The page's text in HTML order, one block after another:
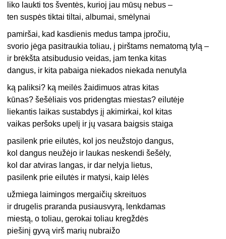
liko laukti tos šventės, kurioj jau mūsų nebus –
ten suspės tiktai tiltai, albumai, smėlynai
pamiršai, kad kasdienis medus tampa įpročiu,
svorio jėga pasitraukia toliau, į pirštams nematomą tylą –
ir brėkšta atsibudusio veidas, jam tenka kitas
dangus, ir kita pabaiga niekados niekada nenutyla
ką paliksi? ką meilės žaidimuos atras kitas
kūnas? šešėliais vos pridengtas miestas? eilutėje
liekantis laikas sustabdys jį akimirkai, kol kitas
vaikas peršoks upelį ir jų vasara baigsis staiga
pasilenk prie eilutės, kol jos neužstojo dangus,
kol dangus neužėjo ir laukas neskendi šešėly,
kol dar atviras langas, ir dar nelyja lietus,
pasilenk prie eilutės ir matysi, kaip lėlės
užmiega laimingos mergaičių skreituos
ir drugelis praranda pusiausvyrą, lenkdamas
miestą, o toliau, gerokai toliau kregždės
piešinį gyvą virš marių nubraižo